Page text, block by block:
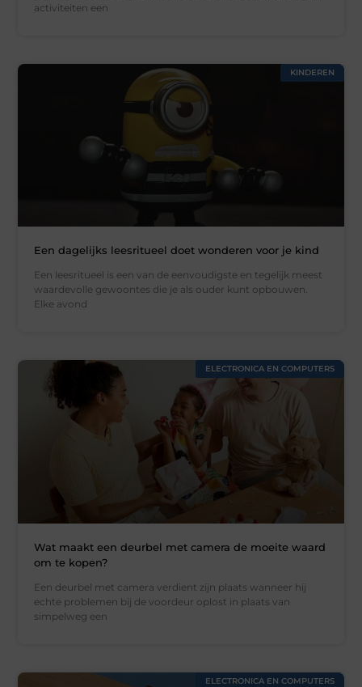
activiteiten een
KINDEREN
Een dagelijks leesritueel doet wonderen voor je kind
Een leesritueel is een van de eenvoudigste en tegelijk meest
waardevolle gewoontes die je als ouder kunt opbouwen.
Elke avond
ELECTRONICA EN COMPUTERS
Wat maakt een deurbel met camera de moeite waard
om te kopen?
Een deurbel met camera verdient zijn plaats wanneer hij
echte problemen bij de voordeur oplost in plaats van
simpelweg een
ELECTRONICA EN COMPUTERS